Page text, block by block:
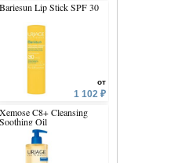
Bariesun Lip Stick SPF 30
от
1 102 ₽
Xemose C8+ Cleansing
Soothing Oil